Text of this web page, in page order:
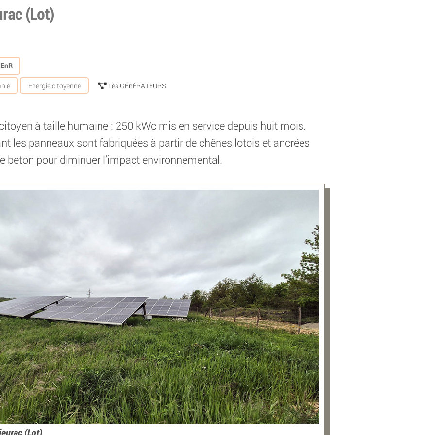
(Lot)
Energie citoyenne Les GÉnÉRATEURS
à taille humaine : 250 kWc mis en service depuis huit mois.
les panneaux sont fabriquées à partir de chênes lotois et ancrées
béton pour diminuer l’impact environnemental.
(Lot)